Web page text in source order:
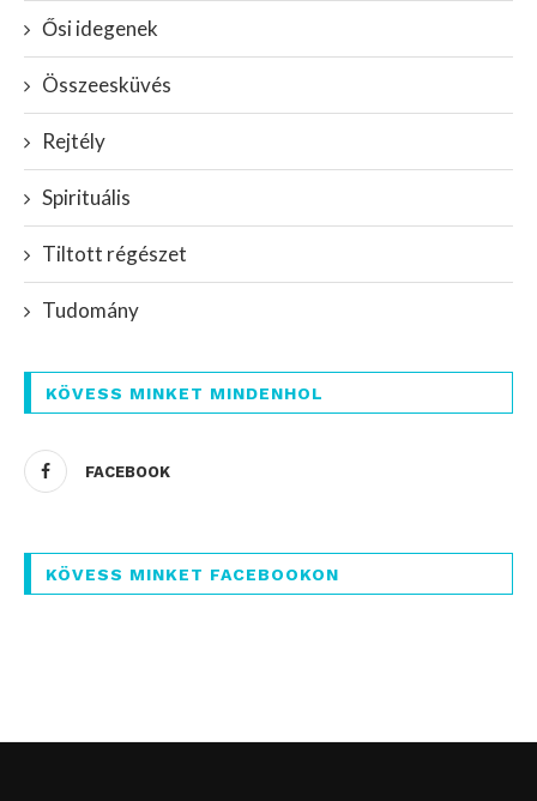
Ősi idegenek
Összeesküvés
Rejtély
Spirituális
Tiltott régészet
Tudomány
KÖVESS MINKET MINDENHOL
FACEBOOK
KÖVESS MINKET FACEBOOKON